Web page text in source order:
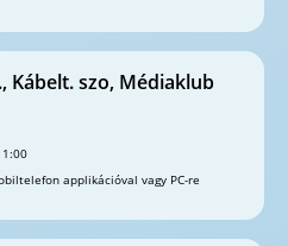
Kábelt. szo, Médiaklub
applikációval vagy PC-re